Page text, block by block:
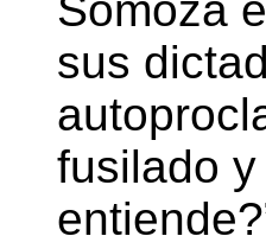
sus
fusilado